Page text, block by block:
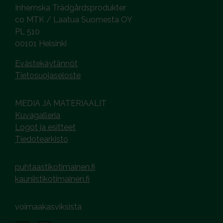
Inhemska Trädgårdsprodukter
co MTK / Laatua Suomesta OY
PL 510
00101 Helsinki
Evästekäytännöt
Tietosuojaseloste
MEDIA JA MATERIAALIT
Kuvagalleria
Logot ja esitteet
Tiedotearkisto
puhtaastikotimainen.fi
kauniistikotimainen.fi
voimaakasviksista